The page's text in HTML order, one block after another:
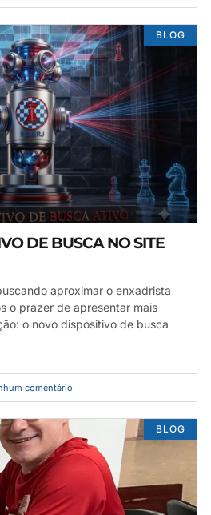
BLOG
DE BUSCA NO SITE
aproximar o enxadrista
o prazer de apresentar mais
o novo dispositivo de busca
comentário
BLOG